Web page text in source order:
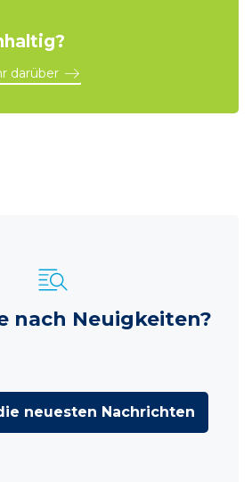
darüber
nach Neuigkeiten?
neuesten Nachrichten